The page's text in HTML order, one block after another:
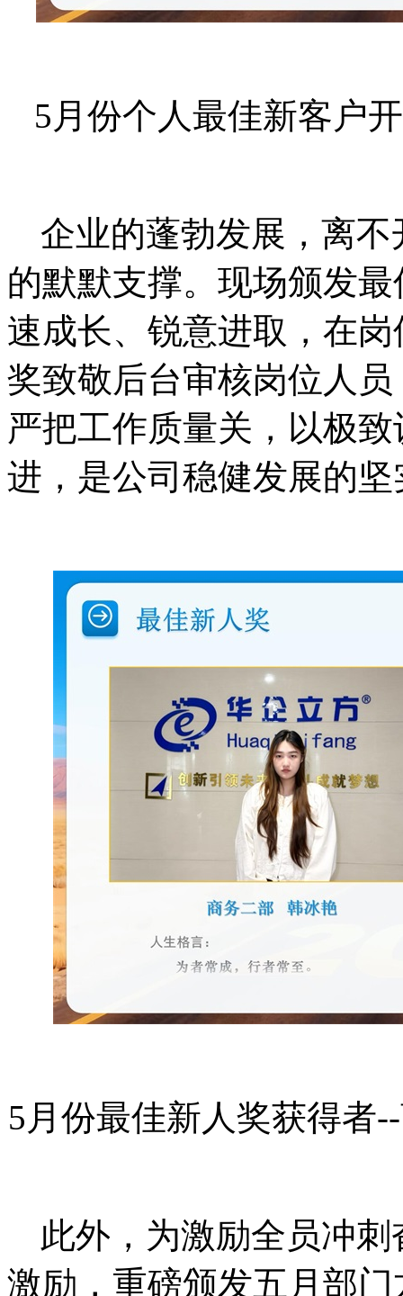
5月份个人最佳新客户
企业的蓬勃发展，离
的默默支撑。现场颁发
速成长、锐意进取，在
奖致敬后台审核岗位人
严把工作质量关，以极
进，是公司稳健发展的
5月份最佳新人奖获得者
此外，为激励全员冲
激励，重磅颁发五月部